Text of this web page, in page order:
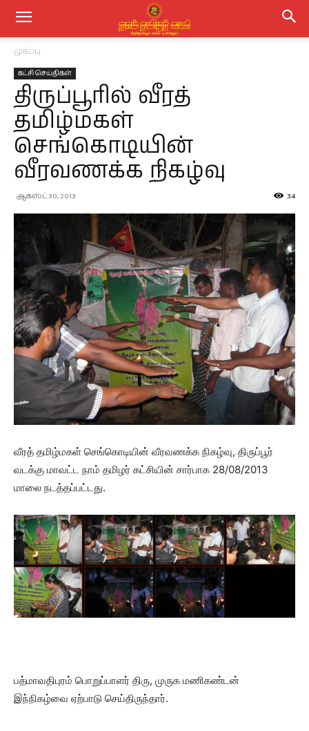
முகப்பு
கட்சி செய்திகள்
திருப்பூரில் வீரத்
தமிழ்மகள்
செங்கொடியின்
வீரவணக்க நிகழ்வு
ஆகஸ்ட் 30, 2013 34
வீரத் தமிழ்மகள் செங்கொடியின் வீரவணக்க நிகழ்வு, திருப்பூர்
வடக்கு மாவட்ட நாம் தமிழர் கட்சியின் சார்பாக 28/08/2013
மாலை நடத்தப்பட்டது.
பத்மாவதிபுரம் பொறுப்பாளர் திரு, முருக மணிகண்டன்
இந்நிகழ்வை ஏற்பாடு செய்திருந்தார்.